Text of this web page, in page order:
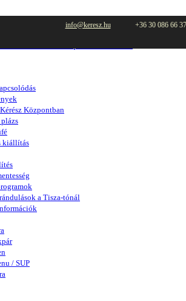
info@keresz.hu +36 30 086 66 37
Központban
kiállítás
a Tisza-tónál
/ SUP